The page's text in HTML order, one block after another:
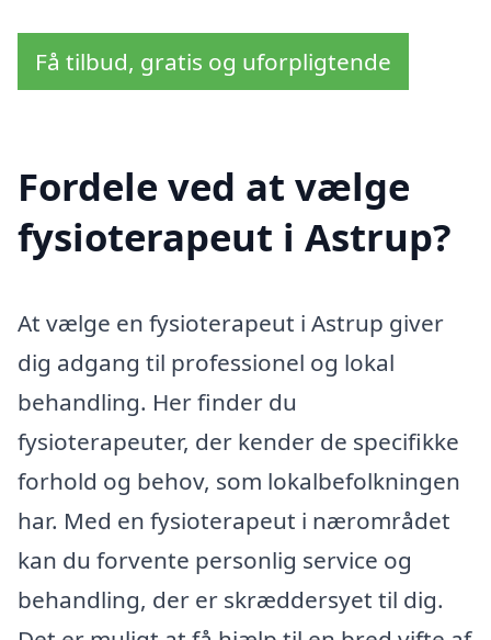
Få tilbud, gratis og uforpligtende
Fordele ved at vælge
fysioterapeut i Astrup?
At vælge en fysioterapeut i Astrup giver
dig adgang til professionel og lokal
behandling. Her finder du
fysioterapeuter, der kender de specifikke
forhold og behov, som lokalbefolkningen
har. Med en fysioterapeut i nærområdet
kan du forvente personlig service og
behandling, der er skræddersyet til dig.